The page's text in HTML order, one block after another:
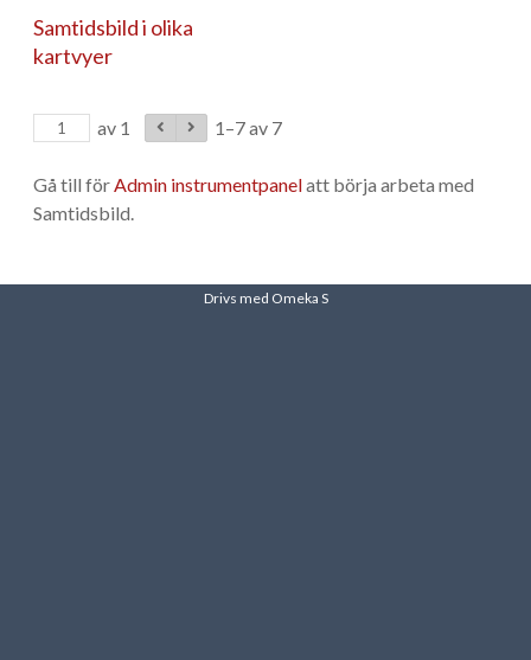
Samtidsbild i olika
kartvyer
av 1 1–7 av 7
Gå till förAdmin instrumentpanelatt börja arbeta med
Samtidsbild.
Drivs med Omeka S